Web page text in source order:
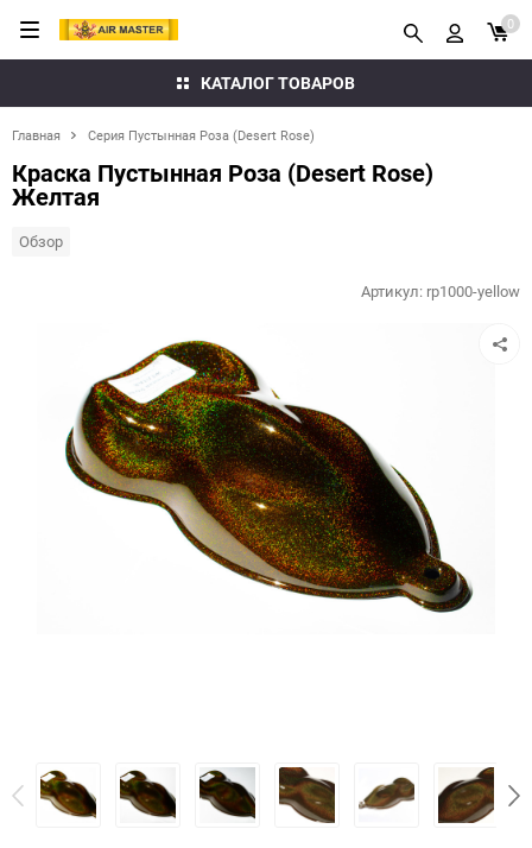
КАТАЛОГ ТОВАРОВ
0
Главная Серия Пустынная Роза (Desert Rose)
Краска Пустынная Роза (Desert Rose)
Желтая
Обзор
Артикул: rp1000-yellow